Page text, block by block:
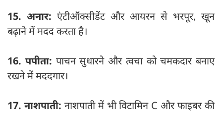
15. अनार: एंटीऑक्सीडेंट और आयरन से भरपूर, खून
बढ़ाने में मदद करता है।
16. पपीता: पाचन सुधारने और त्वचा को चमकदार बनाए
रखने में मददगार।
17. नाशपाती: नाशपाती में भी विटामिन C और फाइबर की